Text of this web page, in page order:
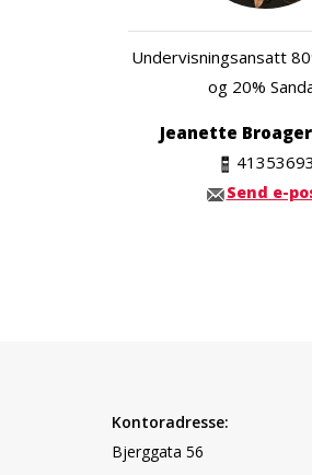
Undervisningsansatt
og 20%
Jeanette
41353693
Send e-
Kontoradresse:
Bjerggata 56